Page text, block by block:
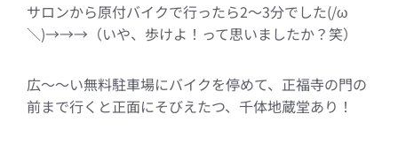
サロンから原付バイクで行ったら2～3分でした(/ω
＼)→→→（いや、歩けよ！って思いましたか？笑）
広～～い無料駐車場にバイクを停めて、正福寺の門の
前まで行くと正面にそびえたつ、千体地蔵堂あり！